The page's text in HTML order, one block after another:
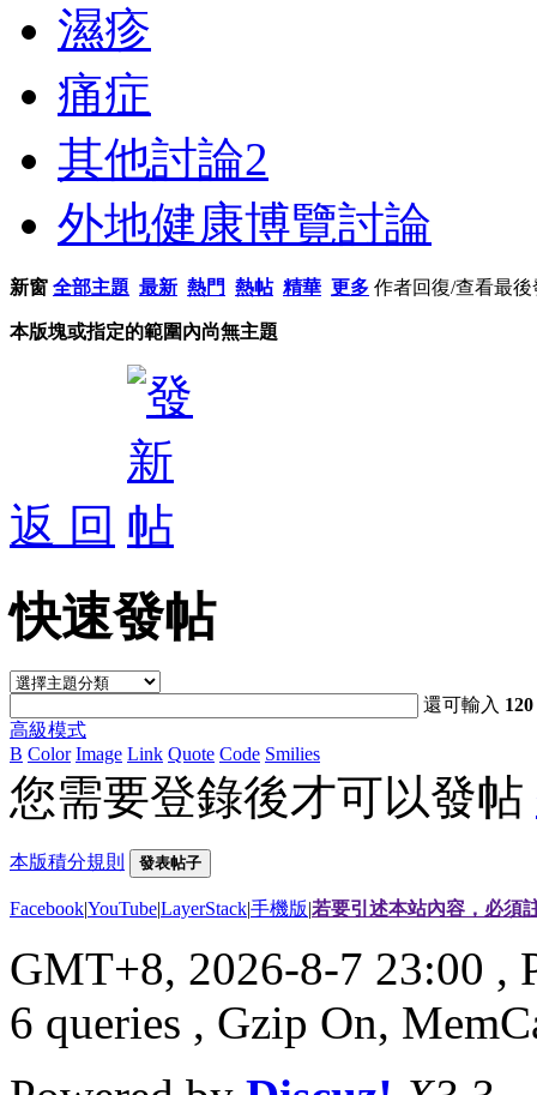
濕疹
痛症
其他討論2
外地健康博覽討論
新窗 全部主題 最新 熱門 熱帖 精華 更多 作者回復/查看最後
本版塊或指定的範圍內尚無主題
返 回
快速發帖
還可輸入 120
高級模式
B Color Image Link Quote Code Smilies
您需要登錄後才可以發帖
本版積分規則 發表帖子
Facebook|YouTube|LayerStack|手機版|若要引述本站內容，必須
GMT+8, 2026-8-7 23:00 ,
6 queries , Gzip On,